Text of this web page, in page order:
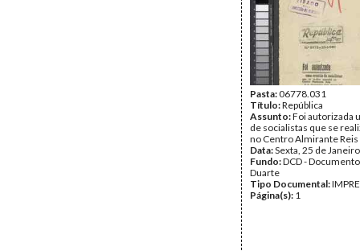
Pasta:06778.031
Título:República
Assunto:Foi autorizada
de socialistas que se
no Centro Almirante Reis
Data:Sexta, 25 de
Fundo:DCD -
Duarte
Tipo Documental:
Página(s): 1